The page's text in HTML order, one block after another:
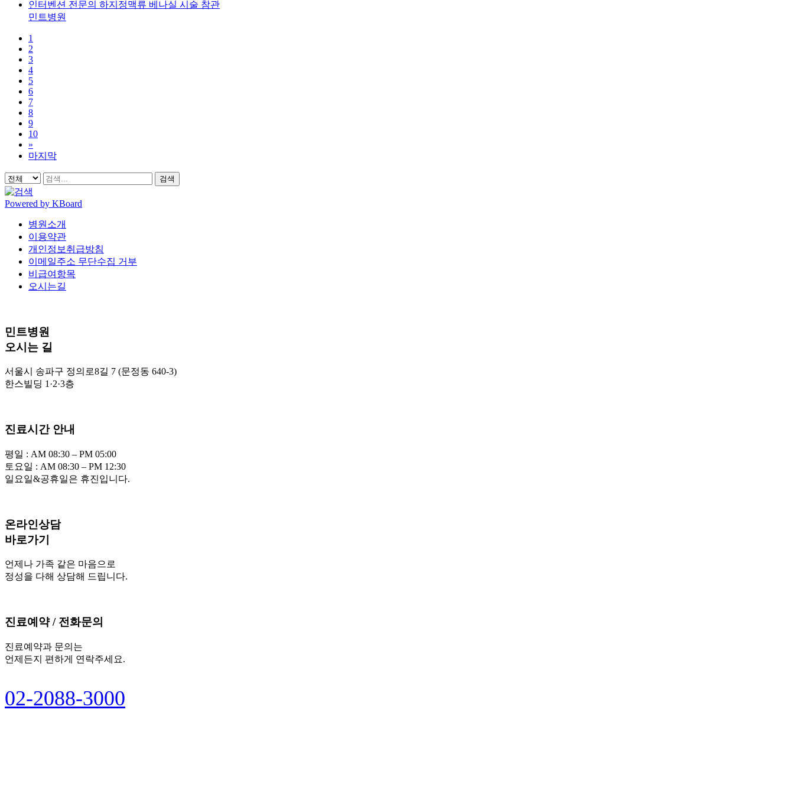
인터벤션 전문의 하지정맥류 베나실 시술 참관
민트병원
1
2
3
4
5
6
7
8
9
10
»
마지막
검색
Powered by KBoard
병원소개
이용약관
개인정보취급방침
이메일주소 무단수집 거부
비급여항목
오시는길
민트병원
오시는 길
서울시 송파구 정의로8길 7 (문정동 640-3)
한스빌딩 1·2·3층
진료시간 안내
평일 : AM 08:30 – PM 05:00
토요일 : AM 08:30 – PM 12:30
일요일&공휴일은 휴진입니다.
온라인상담
바로가기
언제나 가족 같은 마음으로
정성을 다해 상담해 드립니다.
진료예약 / 전화문의
진료예약과 문의는
언제든지 편하게 연락주세요.
02-2088-3000